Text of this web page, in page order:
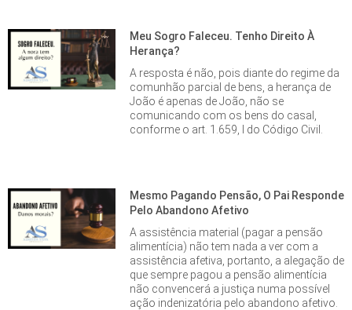
Meu Sogro Faleceu. Tenho Direito À
Herança?
A resposta é não, pois diante do regime da
comunhão parcial de bens, a herança de
João é apenas de João, não se
comunicando com os bens do casal,
conforme o art. 1.659, I do Código Civil.
Mesmo Pagando Pensão, O Pai Responde
Pelo Abandono Afetivo
A assistência material (pagar a pensão
alimentícia) não tem nada a ver com a
assistência afetiva, portanto, a alegação de
que sempre pagou a pensão alimentícia
não convencerá a justiça numa possível
ação indenizatória pelo abandono afetivo.